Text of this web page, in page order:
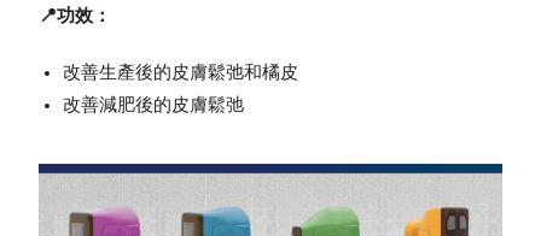
📍功效：
改善生產後的皮膚鬆弛和橘皮
改善減肥後的皮膚鬆弛